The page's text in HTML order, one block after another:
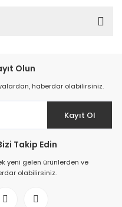
Olun
haberdar olabilirsiniz.
Kayıt Ol
Takip Edin
yeni gelen ürünlerden ve
olabilirsiniz.